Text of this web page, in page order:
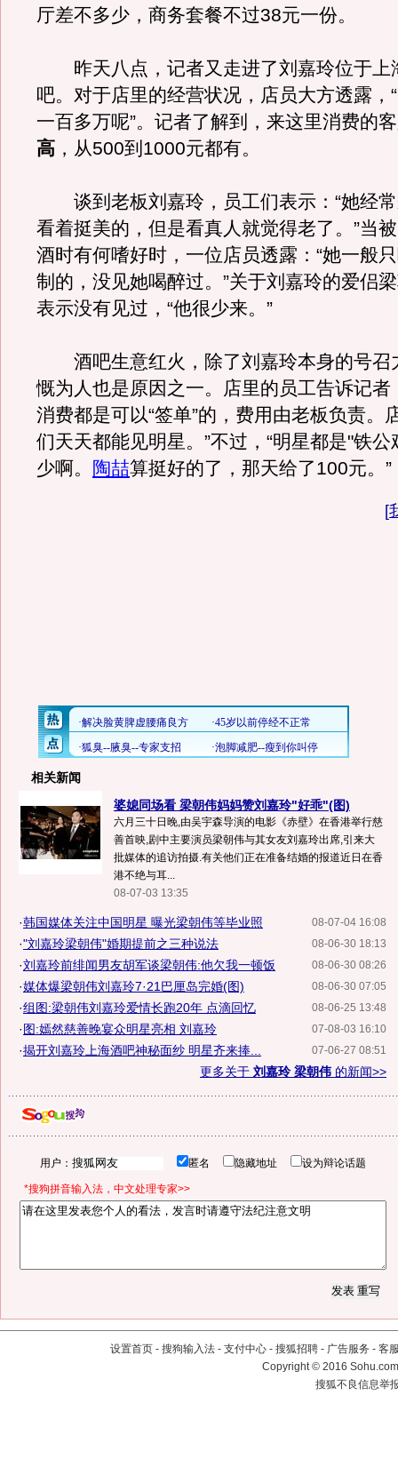
厅差不多少，商务套餐不过38元一份。
昨天八点，记者又走进了刘嘉玲位于上
吧。对于店里的经营状况，店员大方透露，
一百多万呢”。记者了解到，来这里消费的
高 ，从500到1000元都有。
谈到老板刘嘉玲，员工们表示：“她经常
看着挺美的，但是看真人就觉得老了。”当
酒时有何嗜好时，一位店员透露：“她一般
制的，没见她喝醉过。”关于刘嘉玲的爱侣
表示没有见过，“他很少来。”
酒吧生意红火，除了刘嘉玲本身的号召
慨为人也是原因之一。店里的员工告诉记者
消费都是可以“签单”的，费用由老板负责。
们天天都能见明星。”不过，“明星都是"铁
少啊。 陶喆算挺好的了，那天给了100元。
[
相关新闻
婆媳同场看 梁朝伟妈妈赞刘嘉玲"好乖"(图)
六月三十日晚,由吴宇森导演的电影《赤壁》在香港举行慈
善首映,剧中主要演员梁朝伟与其女友刘嘉玲出席,引来大
批媒体的追访拍摄.有关他们正在准备结婚的报道近日在香
港不绝与耳...
08-07-03 13:35
08-07-04 16:08
·韩国媒体关注中国明星 曝光梁朝伟等毕业照
08-06-30 18:13
·"刘嘉玲梁朝伟"婚期提前之三种说法
08-06-30 08:26
·刘嘉玲前绯闻男友胡军谈梁朝伟:他欠我一顿饭
08-06-30 07:05
·媒体爆梁朝伟刘嘉玲7·21巴厘岛完婚(图)
08-06-25 13:48
·组图:梁朝伟刘嘉玲爱情长跑20年 点滴回忆
07-08-03 16:10
·图:嫣然慈善晚宴众明星亮相 刘嘉玲
07-06-27 08:51
·揭开刘嘉玲上海酒吧神秘面纱 明星齐来捧...
更多关于 刘嘉玲 梁朝伟 的新闻>>
用户： 匿名 隐藏地址 设为辩论话题
*搜狗拼音输入法，中文处理专家>>
设置首页 - 搜狗输入法 - 支付中心 - 搜狐招聘 - 广告服务 - 客
Copyright©2016
搜狐不良信息举